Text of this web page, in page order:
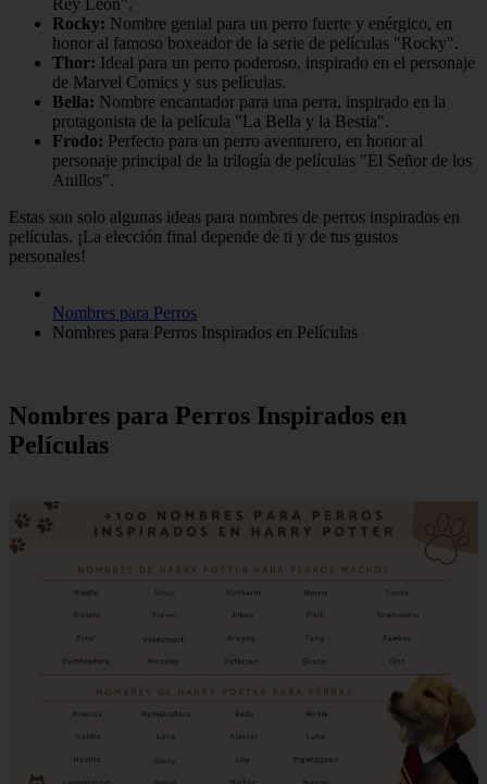
Rey León".
Rocky: Nombre genial para un perro fuerte y enérgico, en
honor al famoso boxeador de la serie de películas "Rocky".
Thor: Ideal para un perro poderoso, inspirado en el personaje
de Marvel Comics y sus películas.
Bella: Nombre encantador para una perra, inspirado en la
protagonista de la película "La Bella y la Bestia".
Frodo: Perfecto para un perro aventurero, en honor al
personaje principal de la trilogía de películas "El Señor de los
Anillos".
Estas son solo algunas ideas para nombres de perros inspirados en
películas. ¡La elección final depende de ti y de tus gustos
personales!
Nombres para Perros
Nombres para Perros Inspirados en Películas
Nombres para Perros Inspirados en
Películas